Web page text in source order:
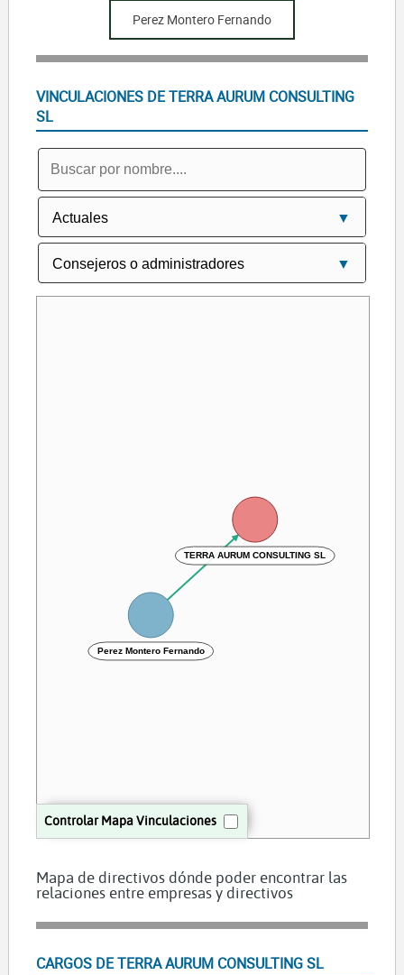
Perez Montero Fernando
VINCULACIONES DE TERRA AURUM CONSULTING
SL
Controlar Mapa Vinculaciones
TERRA AURUM CONSULTING SL
Perez Montero Fernando
Mapa de directivos dónde poder encontrar las
relaciones entre empresas y directivos
CARGOS DE TERRA AURUM CONSULTING SL